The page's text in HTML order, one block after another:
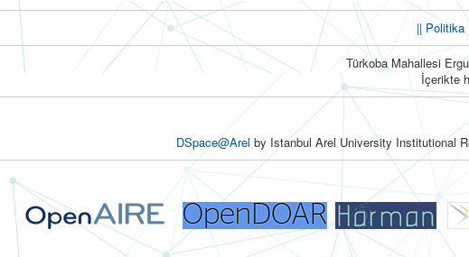
|| Politika
Türkoba Mahallesi
İçerikte
DSpace@Arel by Istanbul Arel University Institutional